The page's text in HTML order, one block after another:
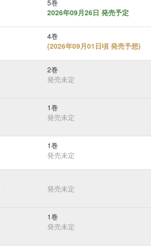
5巻
2026年09月26日 発売予定
4巻
(2026年09月01日頃 発売予想)
2巻
発売未定
1巻
発売未定
1巻
発売未定
発売未定
1巻
発売未定